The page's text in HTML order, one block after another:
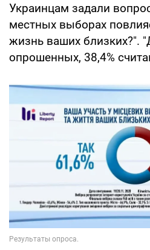
Украинцам задали
местных выборах
жизнь ваших близких?".
опрошенных, 38,4%